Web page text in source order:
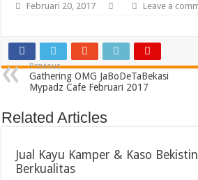
Februari 20, 2017 Leave a
Previous
Gathering OMG JaBoDeTaBekasi
Mypadz Cafe Februari 2017
Related Articles
Jual Kayu Kamper & Kaso
Berkualitas